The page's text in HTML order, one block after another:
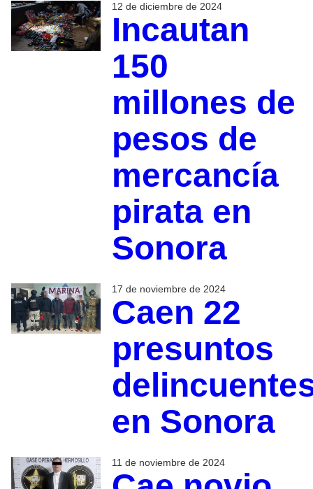
12 de diciembre de 2024
Incautan
150
millones de
pesos de
mercancía
pirata en
Sonora
17 de noviembre de 2024
Caen 22
presuntos
en Sonora
11 de noviembre de 2024